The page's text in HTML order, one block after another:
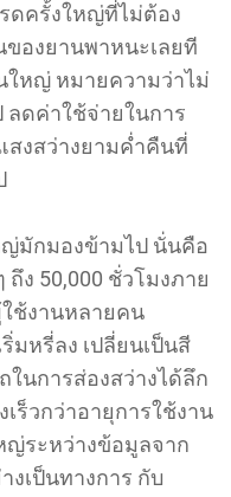
ดครั้งใหญ่ที่ไม่ต้อง
องยานพาหนะเลยที
ใหญ่ หมายความว่าไม่
ลดค่าใช้จ่ายในการ
สงสว่างยามค่ำคืนที่
มักมองข้ามไป นั่นคือ
ง 50,000 ชั่วโมงภาย
ช้งานหลายคน
มหรี่ลง เปลี่ยนเป็นสี
ในการส่องสว่างได้ลึก
เร็วกว่าอายุการใช้งาน
ญ่ระหว่างข้อมูลจาก
เป็นทางการ กับ